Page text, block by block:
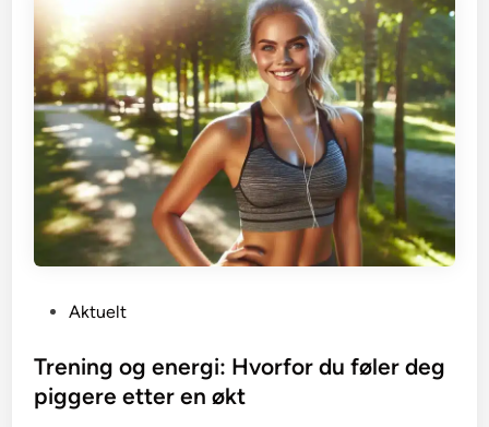
s
t
e
Aktuelt
Trening og energi: Hvorfor du føler deg
piggere etter en økt